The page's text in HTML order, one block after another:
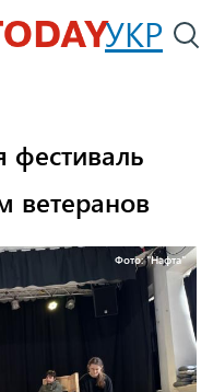
УКР
фестиваль
ветеранов
Фото: "Нафта"